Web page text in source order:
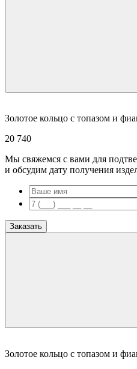
Золотое кольцо с топазом и
20 740
Мы свяжемся с вами для
и обсудим дату получения
Заказать
Золотое кольцо с топазом и